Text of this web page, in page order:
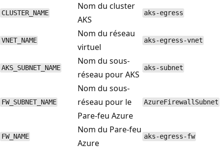
CLUSTER_NAME
Nom du cluster
AKS
aks-egress
VNET_NAME
Nom du réseau
virtuel
aks-egress-vnet
AKS_SUBNET_NAME
Nom du sous-
réseau pour AKS
aks-subnet
FW_SUBNET_NAME
Nom du sous-
réseau pour le
Pare-feu Azure
AzureFirewallSubnet
FW_NAME
Nom du Pare-feu
Azure
aks-egress-fw